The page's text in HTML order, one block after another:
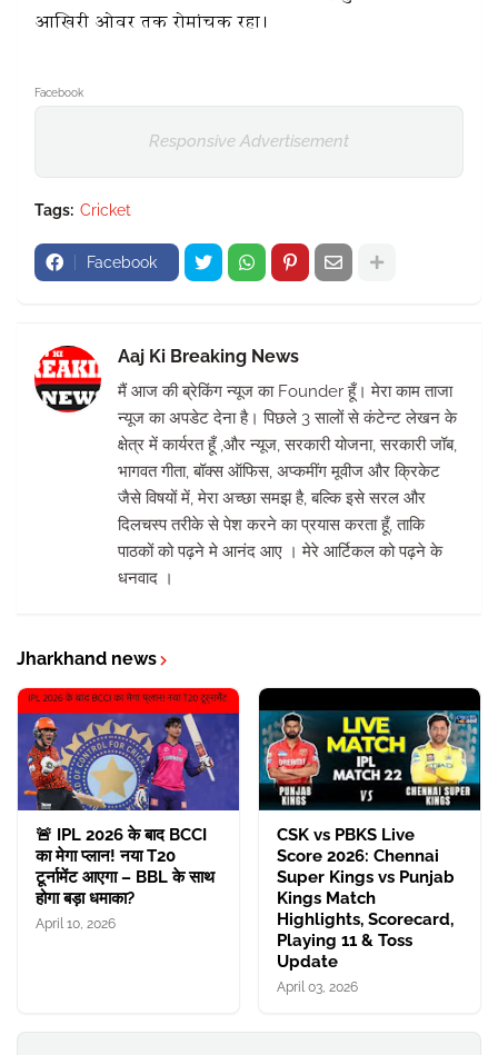
आखिरी ओवर तक रोमांचक रहा।
Facebook
Responsive Advertisement
Tags: Cricket
Facebook
Aaj Ki Breaking News
मैं आज की ब्रेकिंग न्यूज का Founder हूँ। मेरा काम ताजा
न्यूज का अपडेट देना है। पिछले 3 सालों से कंटेन्ट लेखन के
क्षेत्र में कार्यरत हूँ ,और न्यूज, सरकारी योजना, सरकारी जॉब,
भागवत गीता, बॉक्स ऑफिस, अप्कमींग मूवीज और क्रिकेट
जैसे विषयों में, मेरा अच्छा समझ है, बल्कि इसे सरल और
दिलचस्प तरीके से पेश करने का प्रयास करता हूँ, ताकि
पाठकों को पढ़ने मे आनंद आए । मेरे आर्टिकल को पढ़ने के
धनवाद ।
Jharkhand news
🚨 IPL 2026 के बाद BCCI
का मेगा प्लान! नया T20
टूर्नामेंट आएगा – BBL के साथ
होगा बड़ा धमाका?
April 10, 2026
CSK vs PBKS Live
Score 2026: Chennai
Super Kings vs Punjab
Kings Match
Highlights, Scorecard,
Playing 11 & Toss
Update
April 03, 2026